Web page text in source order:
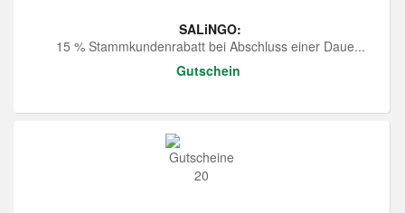
SALiNGO:
15 % Stammkundenrabatt bei Abschluss einer Daue...
Gutschein